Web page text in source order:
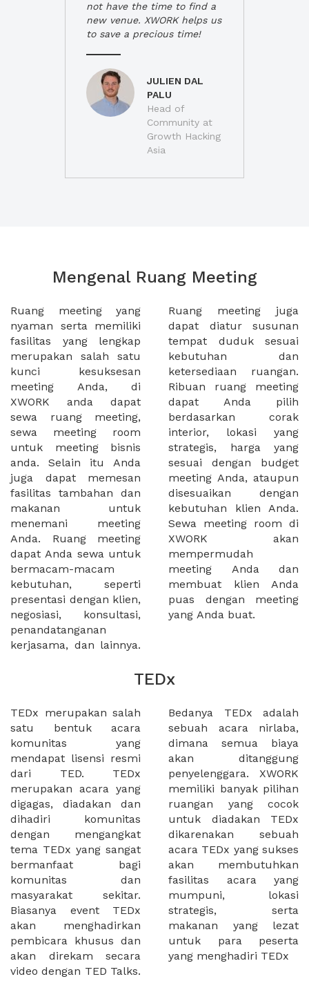
not have the time to find a
new venue. XWORK helps us
to save a precious time!
JULIEN DAL
PALU
Head of
Community at
Growth Hacking
Asia
Mengenal Ruang Meeting
Ruang meeting yang
nyaman serta memiliki
fasilitas yang lengkap
merupakan salah satu
kunci kesuksesan
meeting Anda, di
XWORK anda dapat
sewa ruang meeting,
sewa meeting room
untuk meeting bisnis
anda. Selain itu Anda
juga dapat memesan
fasilitas tambahan dan
makanan untuk
menemani meeting
Anda. Ruang meeting
dapat Anda sewa untuk
bermacam-macam
kebutuhan, seperti
presentasi dengan klien,
negosiasi, konsultasi,
penandatanganan
kerjasama, dan lainnya.
Ruang meeting juga
dapat diatur susunan
tempat duduk sesuai
kebutuhan dan
ketersediaan ruangan.
Ribuan ruang meeting
dapat Anda pilih
berdasarkan corak
interior, lokasi yang
strategis, harga yang
sesuai dengan budget
meeting Anda, ataupun
disesuaikan dengan
kebutuhan klien Anda.
Sewa meeting room di
XWORK akan
mempermudah
meeting Anda dan
membuat klien Anda
puas dengan meeting
yang Anda buat.
TEDx
TEDx merupakan salah
satu bentuk acara
komunitas yang
mendapat lisensi resmi
dari TED. TEDx
merupakan acara yang
digagas, diadakan dan
dihadiri komunitas
dengan mengangkat
tema TEDx yang sangat
bermanfaat bagi
komunitas dan
masyarakat sekitar.
Biasanya event TEDx
akan menghadirkan
pembicara khusus dan
akan direkam secara
video dengan TED Talks.
Bedanya TEDx adalah
sebuah acara nirlaba,
dimana semua biaya
akan ditanggung
penyelenggara. XWORK
memiliki banyak pilihan
ruangan yang cocok
untuk diadakan TEDx
dikarenakan sebuah
acara TEDx yang sukses
akan membutuhkan
fasilitas acara yang
mumpuni, lokasi
strategis, serta
makanan yang lezat
untuk para peserta
yang menghadiri TEDx